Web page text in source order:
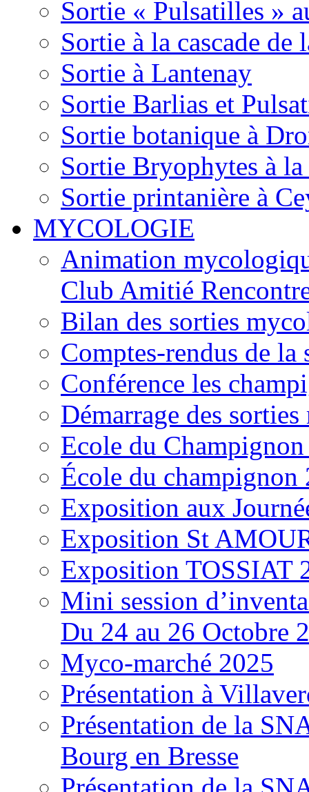
Sortie « Pulsatilles »
Sortie à la cascade de
Sortie à Lantenay
Sortie Barlias et
Sortie botanique à
Sortie Bryophytes à la
Sortie printanière à
MYCOLOGIE
Animation
Club Amitié
Bilan des sorties
Comptes-rendus de
Conférence les
Démarrage des
Ecole du
École du champignon
Exposition aux
Exposition St
Exposition TOSSIAT
Mini session
Du 24 au 26 Octobre
Myco-marché 2025
Présentation à
Présentation de la
Bourg en Bresse